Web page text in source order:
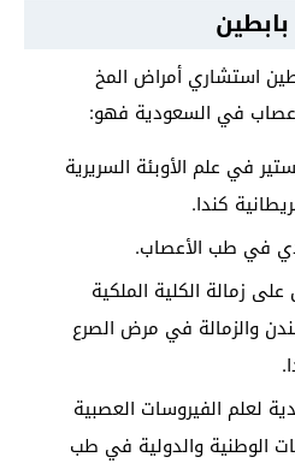
استشاري أمراض المخ
في السعودية فهو:
في علم الأوبئة السريرية
كندا.
في طب الأعصاب.
زمالة الكلية الملكية
والزمالة في مرض الصرع
لعلم الفيروسات العصبية
الوطنية والدولية في طب